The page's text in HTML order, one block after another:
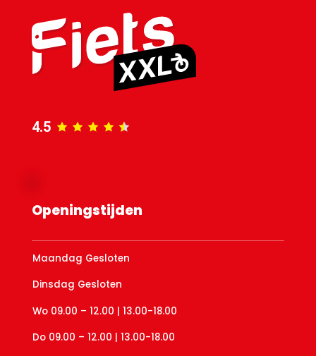
4.5
Openingstijden
Maandag Gesloten
Dinsdag Gesloten
Wo 09.00 – 12.00 | 13.00-18.00
Do 09.00 – 12.00 | 13.00-18.00